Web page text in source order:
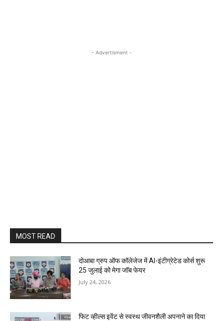
- Advertisment -
MOST READ
दोआबा ग्रुप ऑफ कॉलेजेज में AI-इंटीग्रेटेड कोर्स शुरू
25 जुलाई को मेगा जॉब फेयर
July 24, 2026
फिट व्हील्स इवेंट से स्वस्थ जीवनशैली अपनाने का दिया